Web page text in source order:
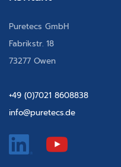
Puretecs GmbH
Fabrikstr. 18
73277 Owen
+49 (0)7021 8608838
info@puretecs.de